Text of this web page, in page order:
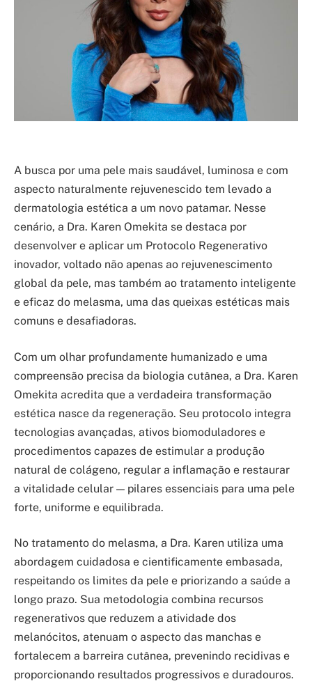
A busca por uma pele mais saudável, luminosa e com
aspecto naturalmente rejuvenescido tem levado a
dermatologia estética a um novo patamar. Nesse
cenário, a Dra. Karen Omekita se destaca por
desenvolver e aplicar um Protocolo Regenerativo
inovador, voltado não apenas ao rejuvenescimento
global da pele, mas também ao tratamento inteligente
e eficaz do melasma, uma das queixas estéticas mais
comuns e desafiadoras.
Com um olhar profundamente humanizado e uma
compreensão precisa da biologia cutânea, a Dra. Karen
Omekita acredita que a verdadeira transformação
estética nasce da regeneração. Seu protocolo integra
tecnologias avançadas, ativos biomoduladores e
procedimentos capazes de estimular a produção
natural de colágeno, regular a inflamação e restaurar
a vitalidade celular — pilares essenciais para uma pele
forte, uniforme e equilibrada.
No tratamento do melasma, a Dra. Karen utiliza uma
abordagem cuidadosa e cientificamente embasada,
respeitando os limites da pele e priorizando a saúde a
longo prazo. Sua metodologia combina recursos
regenerativos que reduzem a atividade dos
melanócitos, atenuam o aspecto das manchas e
fortalecem a barreira cutânea, prevenindo recidivas e
proporcionando resultados progressivos e duradouros.